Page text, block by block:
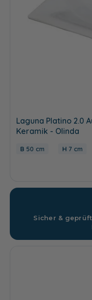
Laguna Platino 2.0
Keramik - Olinda
50 cm 7 cm
Sicher &